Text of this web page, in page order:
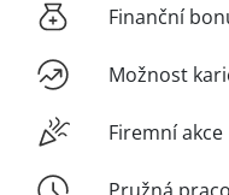
Finanční
Možnost
Firemní akce